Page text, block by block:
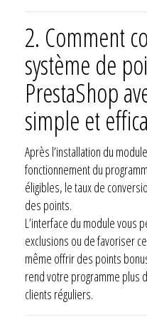
2. Comment
système de
PrestaShop
simple et
Après l’installation du
fonctionnement du
éligibles, le taux de
des points.
L’interface du module vous
exclusions ou de favoriser
même offrir des points
rend votre programme plus
clients réguliers.